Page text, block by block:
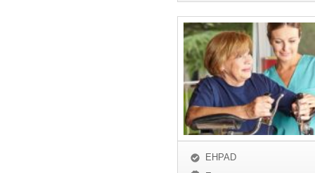
EHPAD